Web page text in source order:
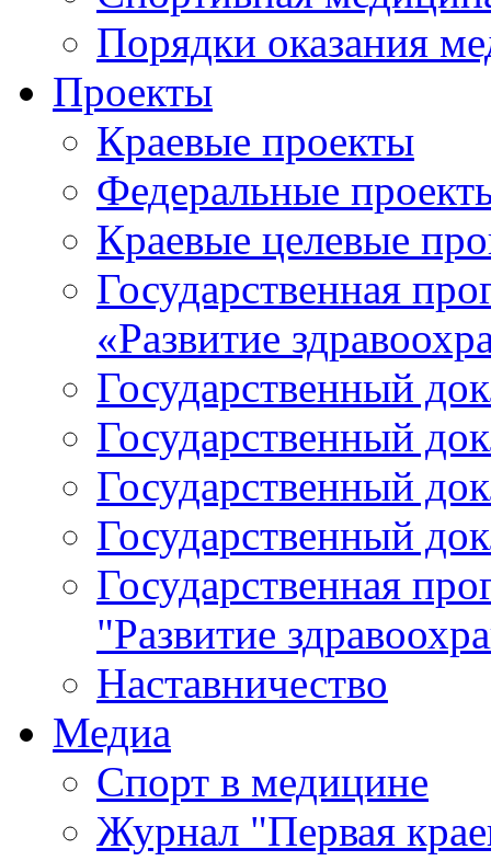
Порядки оказания
Проекты
Краевые проекты
Федеральные
Краевые целевые
Государственная
«Развитие
Государственный
Государственный
Государственный
Государственный
Государственная
"Развитие
Наставничество
Медиа
Спорт в медицине
Журнал "Первая